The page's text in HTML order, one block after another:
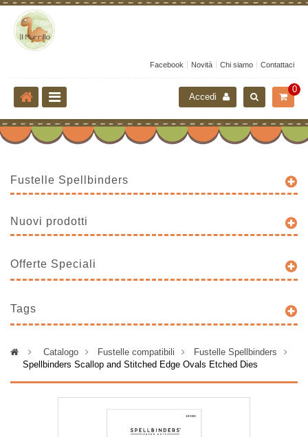
Facebook Novità Chi siamo Contattaci
0
Accedi
Fustelle Spellbinders
Nuovi prodotti
Offerte Speciali
Tags
> Catalogo > Fustelle compatibili >
Fustelle Spellbinders
Spellbinders Scallop and Stitched Edge Ovals Etched Dies